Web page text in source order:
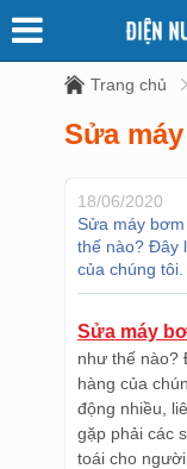
Trang chủ
Sửa
18/06/2020
Sửa máy
thế nào? Đây
của chúng tôi.
Sửa máy
như thế nào?
hàng của
động nhiều,
gặp phải các
toái cho